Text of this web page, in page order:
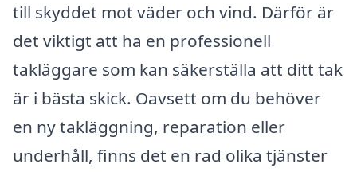
till skyddet mot väder och vind. Därför är
det viktigt att ha en professionell
takläggare som kan säkerställa att ditt tak
är i bästa skick. Oavsett om du behöver
en ny takläggning, reparation eller
underhåll, finns det en rad olika tjänster